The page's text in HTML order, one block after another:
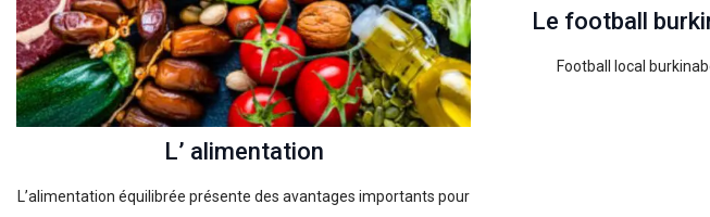
L’ alimentation
L’alimentation équilibrée présente des avantages importants pour
Le football
Football local